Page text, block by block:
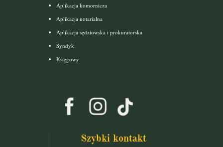
Aplikacja komornicza
Aplikacja notarialna
Aplikacja sędziowska i prokuratorska
Syndyk
Księgowy
Szybki kontakt